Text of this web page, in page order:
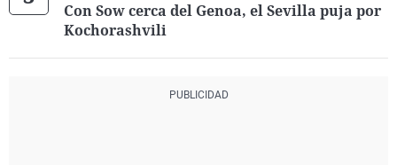
Con Sow cerca del Genoa, el Sevilla puja por
Kochorashvili